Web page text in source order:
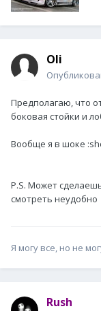
Oli
Предполагаю, что
боковая стойки и
Вообще я в шоке
P.S. Может
смотреть неудобно
Я могу все, но не
Rush